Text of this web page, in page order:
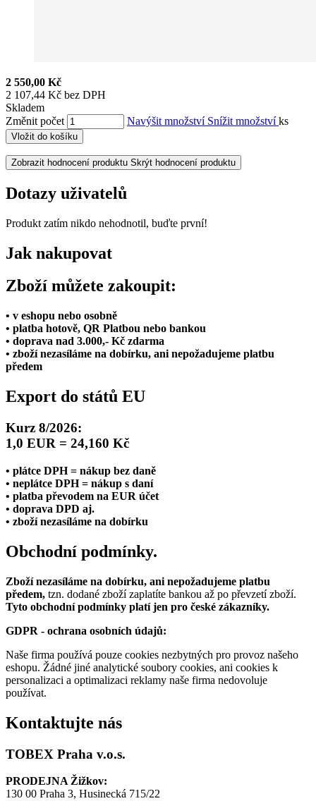
2 550,00 Kč
2 107,44 Kč bez DPH
Skladem
Změnit počet
Navýšit množství Snížit množstvíks
Vložit do košíku
Zobrazit hodnocení produktu Skrýt hodnocení produktu
Dotazy uživatelů
Produkt zatím nikdo nehodnotil, buďte první!
Jak nakupovat
Zboží můžete zakoupit:
• v eshopu nebo osobně
• platba hotově, QR Platbou nebo bankou
• doprava nad 3.000,- Kč zdarma
• zboží nezasíláme na dobírku, ani nepožadujeme platbu
předem
Export do států EU
Kurz 8/2026:
1,0 EUR = 24,160 Kč
• plátce DPH = nákup bez daně
• neplátce DPH = nákup s daní
• platba převodem na EUR účet
• doprava DPD aj.
• zboží nezasíláme na dobírku
Obchodní podmínky.
Zboží nezasíláme na dobírku, ani nepožadujeme platbu
předem, tzn. dodané zboží zaplatíte bankou až po převzetí zboží.
Tyto obchodní podmínky platí jen pro české zákazníky.
GDPR - ochrana osobních údajů:
Naše firma používá pouze cookies nezbytných pro provoz našeho
eshopu. Žádné jiné analytické soubory cookies, ani cookies k
personalizaci a optimalizaci reklamy naše firma nedovoluje
používat.
Kontaktujte nás
TOBEX Praha v.o.s.
PRODEJNA Žižkov:
130 00 Praha 3, Husinecká 715/22